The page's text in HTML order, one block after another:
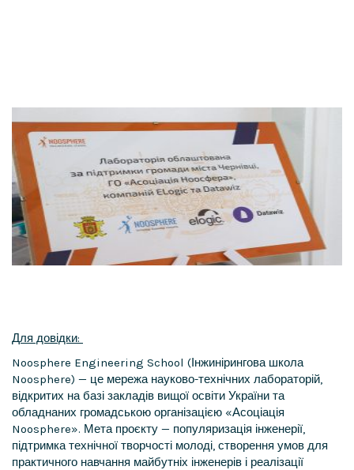
Для довідки:
Noosphere Engineering School (Інжинірингова школа
Noosphere) — це мережа науково-технічних лабораторій,
відкритих на базі закладів вищої освіти України та
обладнаних громадською організацією «Асоціація
Noosphere». Мета проєкту — популяризація інженерії,
підтримка технічної творчості молоді, створення умов для
практичного навчання майбутніх інженерів і реалізації